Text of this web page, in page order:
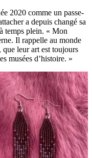
2020 comme un passe-
a depuis changé sa
temps plein. « Mon
Il rappelle au monde
que leur art est toujours
musées d’histoire. »